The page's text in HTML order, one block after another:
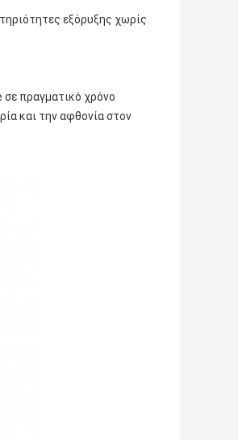
εξόρυξης χωρίς
πραγματικό χρόνο
και την αφθονία στον